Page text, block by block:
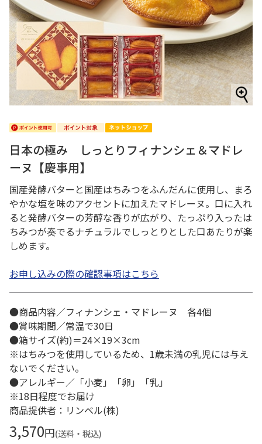
日本の極み しっとりフィナンシェ＆マドレ
ーヌ【慶事用】
国産発酵バターと国産はちみつをふんだんに使用し、まろ
やかな塩を味のアクセントに加えたマドレーヌ。口に入れ
ると発酵バターの芳醇な香りが広がり、たっぷり入ったは
ちみつが奏でるナチュラルでしっとりとした口あたりが楽
しめます。
お申し込みの際の確認事項はこちら
●商品内容／フィナンシェ・マドレーヌ 各4個
●賞味期間／常温で30日
●箱サイズ(約)＝24×19×3cm
※はちみつを使用しているため、1歳未満の乳児には与え
ないでください。
●アレルギー／「小麦」「卵」「乳」
※18日程度でお届け
商品提供者：リンベル(株)
3,570円(送料・税込)